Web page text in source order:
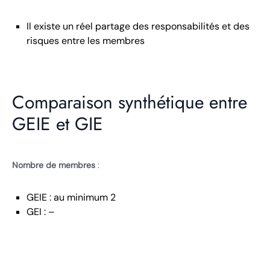
Il existe un réel partage des responsabilités et des
risques entre les membres
Comparaison synthétique entre
GEIE et GIE
Nombre de membres :
GEIE : au minimum 2
GEI : –